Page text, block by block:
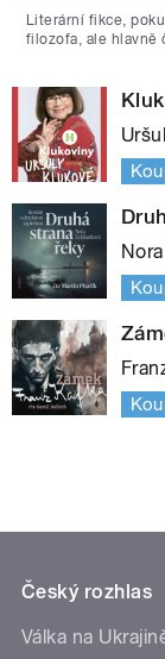
Literární fikce,
filozofa, ale hlavně
Český rozhlas
Válka na